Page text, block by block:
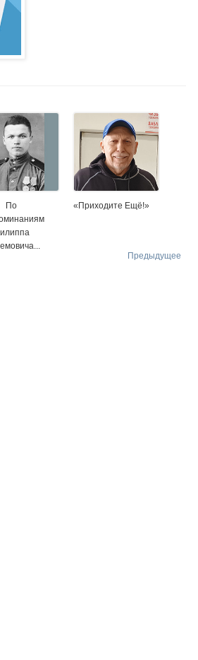
По
«Приходите Ещё!»
Предыдущее